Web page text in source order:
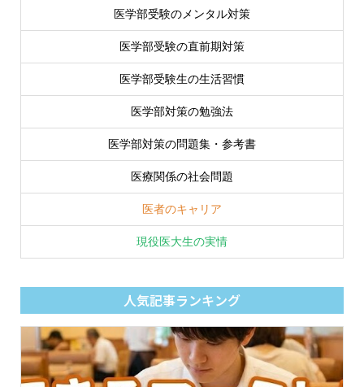
医学部受験のメンタル対策
医学部受験の直前期対策
医学部受験生の生活習慣
医学部対策の勉強法
医学部対策の問題集・参考書
医療関係の社会問題
医者のキャリア
現役医大生の実情
人気記事ランキング